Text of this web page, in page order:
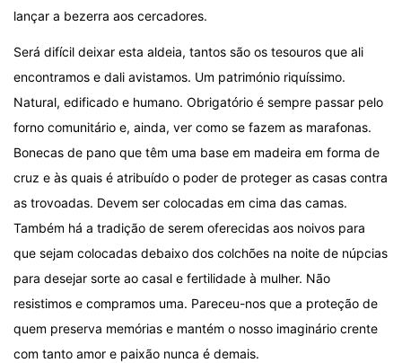
lançar a bezerra aos cercadores.
Será difícil deixar esta aldeia, tantos são os tesouros que ali
encontramos e dali avistamos. Um património riquíssimo.
Natural, edificado e humano. Obrigatório é sempre passar pelo
forno comunitário e, ainda, ver como se fazem as marafonas.
Bonecas de pano que têm uma base em madeira em forma de
cruz e às quais é atribuído o poder de proteger as casas contra
as trovoadas. Devem ser colocadas em cima das camas.
Também há a tradição de serem oferecidas aos noivos para
que sejam colocadas debaixo dos colchões na noite de núpcias
para desejar sorte ao casal e fertilidade à mulher. Não
resistimos e compramos uma. Pareceu-nos que a proteção de
quem preserva memórias e mantém o nosso imaginário crente
com tanto amor e paixão nunca é demais.